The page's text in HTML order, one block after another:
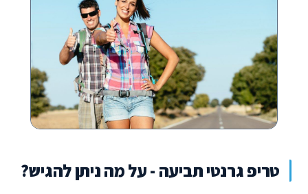
טריפ גרנטי תביעה - על מה ניתן להגיש?